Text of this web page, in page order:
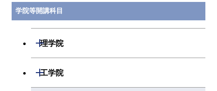
学院等開講科目
理学院
開閉
工学院
開閉